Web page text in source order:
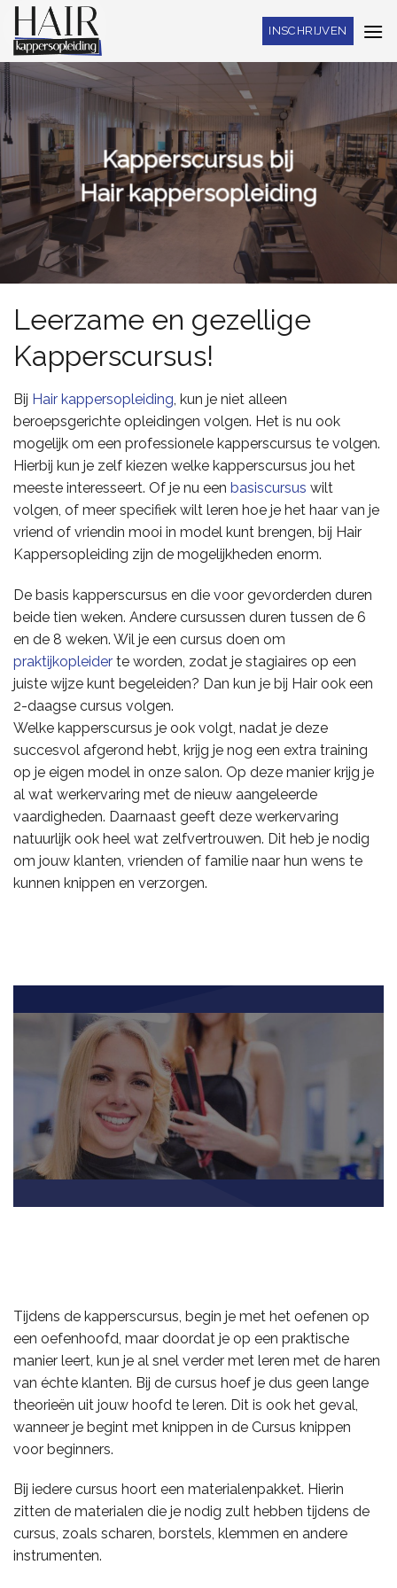
Skip
content
INSCHRIJVEN
Kapperscursus bij
Hair kappersopleiding
Leerzame en gezellige
Kapperscursus!
Bij Hair kappersopleiding, kun je niet alleen
beroepsgerichte opleidingen volgen. Het is nu ook
mogelijk om een professionele kapperscursus te volgen.
Hierbij kun je zelf kiezen welke kapperscursus jou het
meeste interesseert. Of je nu een basiscursus wilt
volgen, of meer specifiek wilt leren hoe je het haar van je
vriend of vriendin mooi in model kunt brengen, bij Hair
Kappersopleiding zijn de mogelijkheden enorm.
De basis kapperscursus en die voor gevorderden duren
beide tien weken. Andere cursussen duren tussen de 6
en de 8 weken. Wil je een cursus doen om
praktijkopleider te worden, zodat je stagiaires op een
juiste wijze kunt begeleiden? Dan kun je bij Hair ook een
2-daagse cursus volgen.
Welke kapperscursus je ook volgt, nadat je deze
succesvol afgerond hebt, krijg je nog een extra training
op je eigen model in onze salon. Op deze manier krijg je
al wat werkervaring met de nieuw aangeleerde
vaardigheden. Daarnaast geeft deze werkervaring
natuurlijk ook heel wat zelfvertrouwen. Dit heb je nodig
om jouw klanten, vrienden of familie naar hun wens te
kunnen knippen en verzorgen.
Tijdens de kapperscursus, begin je met het oefenen op
een oefenhoofd, maar doordat je op een praktische
manier leert, kun je al snel verder met leren met de haren
van échte klanten. Bij de cursus hoef je dus geen lange
theorieën uit jouw hoofd te leren. Dit is ook het geval,
wanneer je begint met knippen in de Cursus knippen
voor beginners.
Bij iedere cursus hoort een materialenpakket. Hierin
zitten de materialen die je nodig zult hebben tijdens de
cursus, zoals scharen, borstels, klemmen en andere
instrumenten.